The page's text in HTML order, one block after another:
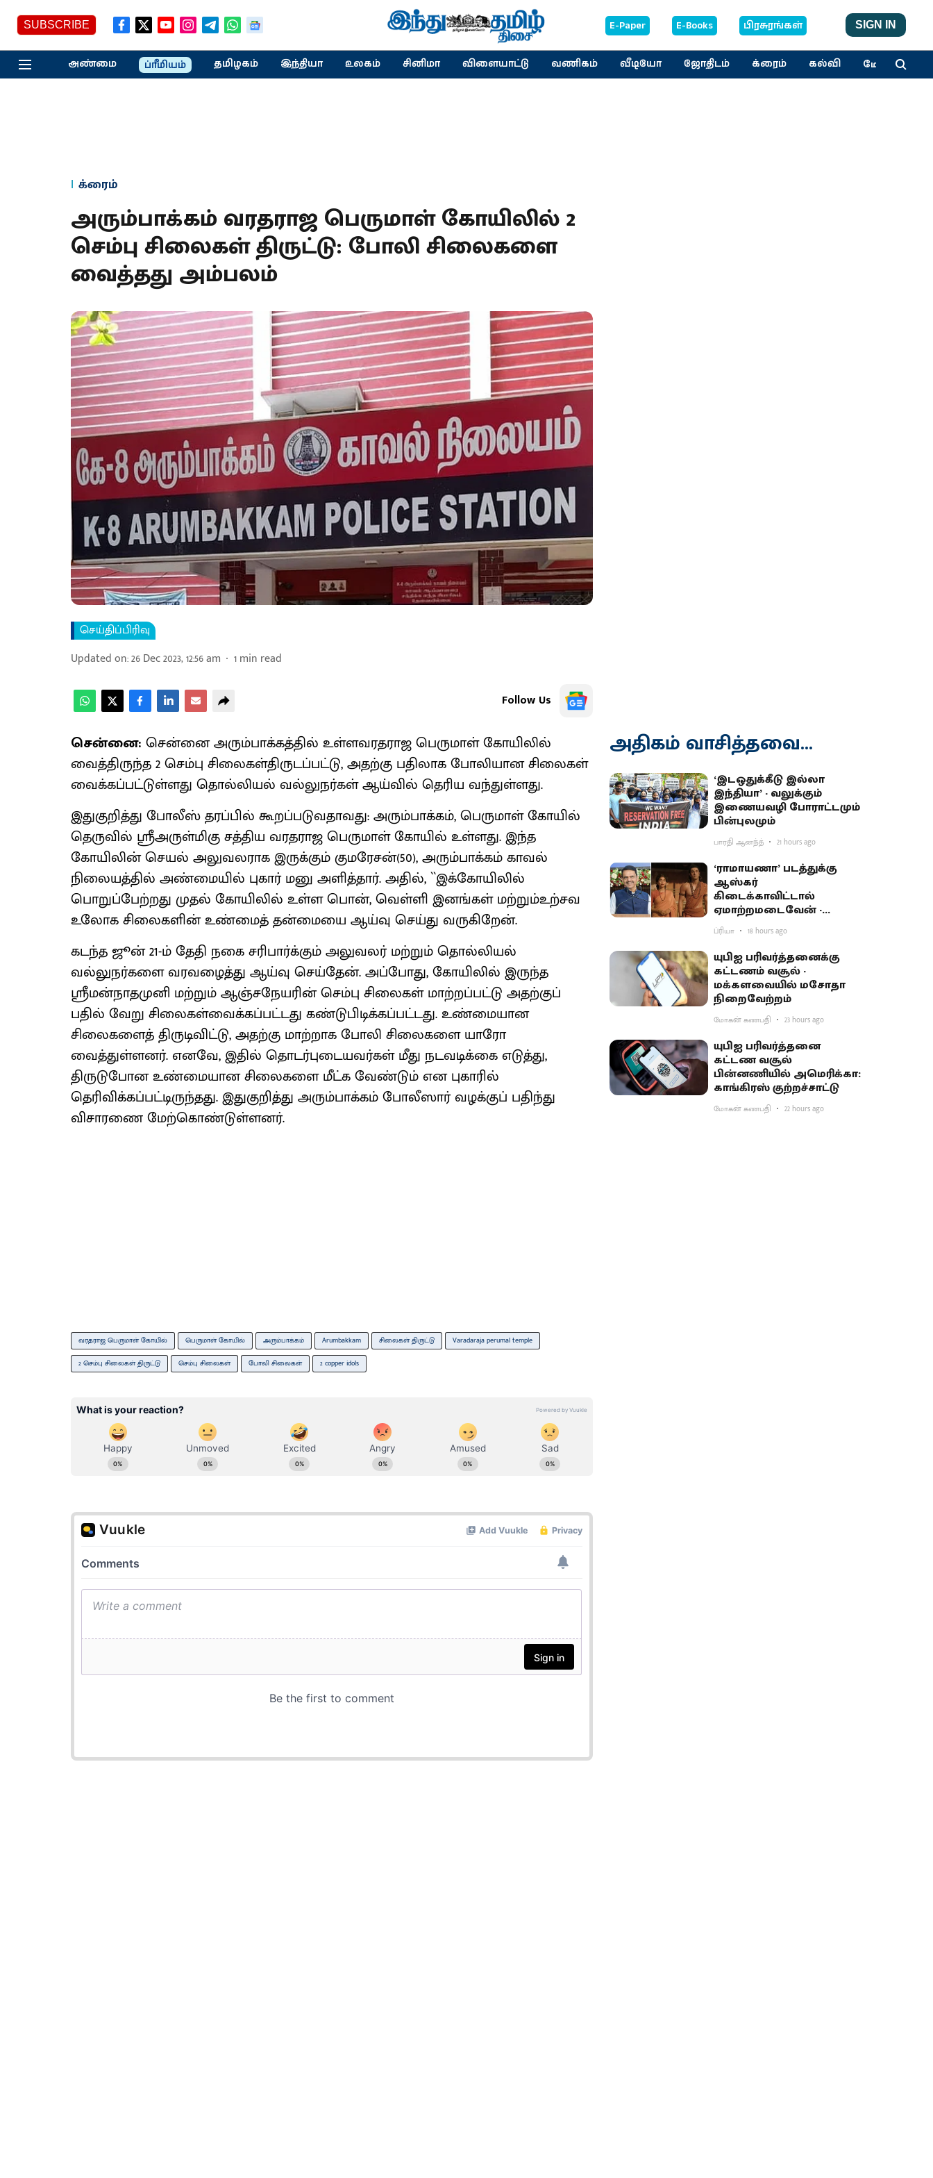
SUBSCRIBE E-Paper E-Books பிரசுரங்கள் SIGN IN
அண்மை ப்ரீமியம் தமிழகம் இந்தியா உலகம் சினிமா விளையாட்டு வணிகம் வீடியோ ஜோதிடம் க்ரைம் கல்வி மேலும்
க்ரைம்
அரும்பாக்கம் வரதராஜ பெருமாள் கோயிலில் 2
செம்பு சிலைகள் திருட்டு: போலி சிலைகளை
வைத்தது அம்பலம்
செய்திப்பிரிவு
Updated on:26 Dec 2023, 12:56 am 1min read
Follow Us
சென்னை: சென்னை அரும்பாக்கத்தில் உள்ளவரதராஜ பெருமாள் கோயிலில்
வைத்திருந்த 2 செம்பு சிலைகள்திருடப்பட்டு, அதற்கு பதிலாக போலியான சிலைகள்
வைக்கப்பட்டுள்ளது தொல்லியல் வல்லுநர்கள் ஆய்வில் தெரிய வந்துள்ளது.
இதுகுறித்து போலீஸ் தரப்பில் கூறப்படுவதாவது: அரும்பாக்கம், பெருமாள் கோயில்
தெருவில் ஸ்ரீஅருள்மிகு சத்திய வரதராஜ பெருமாள் கோயில் உள்ளது. இந்த
கோயிலின் செயல் அலுவலராக இருக்கும் குமரேசன்(50), அரும்பாக்கம் காவல்
நிலையத்தில் அண்மையில் புகார் மனு அளித்தார். அதில், ``இக்கோயிலில்
பொறுப்பேற்றது முதல் கோயிலில் உள்ள பொன், வெள்ளி இனங்கள் மற்றும்உற்சவ
உலோக சிலைகளின் உண்மைத் தன்மையை ஆய்வு செய்து வருகிறேன்.
கடந்த ஜூன் 21-ம் தேதி நகை சரிபார்க்கும் அலுவலர் மற்றும் தொல்லியல்
வல்லுநர்களை வரவழைத்து ஆய்வு செய்தேன். அப்போது, கோயிலில் இருந்த
ஸ்ரீமன்நாதமுனி மற்றும் ஆஞ்சநேயரின் செம்பு சிலைகள் மாற்றப்பட்டு அதற்குப்
பதில் வேறு சிலைகள்வைக்கப்பட்டது கண்டுபிடிக்கப்பட்டது. உண்மையான
சிலைகளைத் திருடிவிட்டு, அதற்கு மாற்றாக போலி சிலைகளை யாரோ
வைத்துள்ளனர். எனவே, இதில் தொடர்புடையவர்கள் மீது நடவடிக்கை எடுத்து,
திருடுபோன உண்மையான சிலைகளை மீட்க வேண்டும் என புகாரில்
தெரிவிக்கப்பட்டிருந்தது. இதுகுறித்து அரும்பாக்கம் போலீஸார் வழக்குப் பதிந்து
விசாரணை மேற்கொண்டுள்ளனர்.
வரதராஜ பெருமாள் கோயில் பெருமாள் கோயில் அரும்பாக்கம் Arumbakkam சிலைகள் திருட்டு Varadaraja perumal temple
2 செம்பு சிலைகள் திருட்டு செம்பு சிலைகள் போலி சிலைகள் 2 copper idols
அதிகம் வாசித்தவை...
‘இடஒதுக்கீடு இல்லா
இந்தியா’ - வலுக்கும்
இணையவழி போராட்டமும்
பின்புலமும்
பாரதி ஆனந்த் 21 hours ago
‘ராமாயணா’ படத்துக்கு
ஆஸ்கர்
கிடைக்காவிட்டால்
ஏமாற்றமடைவேன் -
மகாராஷ்டிர முதல்வர்
பகிர்வு
ப்ரியா 18 hours ago
யுபிஐ பரிவர்த்தனைக்கு
கட்டணம் வசூல் -
மக்களவையில் மசோதா
நிறைவேற்றம்
மோகன் கணபதி 23 hours ago
யுபிஐ பரிவர்த்தனை
கட்டண வசூல்
பின்னணியில் அமெரிக்கா:
காங்கிரஸ் குற்றச்சாட்டு
மோகன் கணபதி 22 hours ago